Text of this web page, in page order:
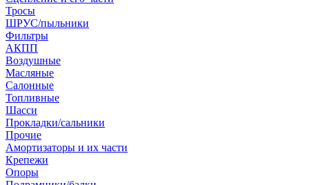
Тросы
ШРУС/пыльники
Фильтры
АКПП
Воздушные
Масляные
Салонные
Топливные
Шасси
Прокладки/сальники
Прочие
Амортизаторы и их части
Крепежи
Опоры